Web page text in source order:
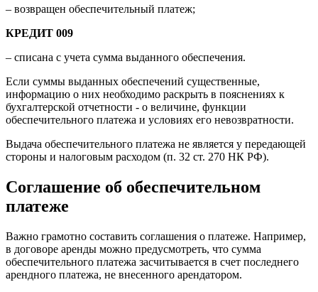
– возвращен обеспечительный платеж;
КРЕДИТ 009
– списана с учета сумма выданного обеспечения.
Если суммы выданных обеспечений существенные,
информацию о них необходимо раскрыть в пояснениях к
бухгалтерской отчетности - о величине, функции
обеспечительного платежа и условиях его невозвратности.
Выдача обеспечительного платежа не является у передающей
стороны и налоговым расходом (п. 32 ст. 270 НК РФ).
Соглашение об обеспечительном
платеже
Важно грамотно составить соглашения о платеже. Например,
в договоре аренды можно предусмотреть, что сумма
обеспечительного платежа засчитывается в счет последнего
арендного платежа, не внесенного арендатором.